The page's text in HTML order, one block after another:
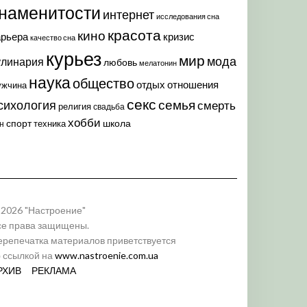
интернет исследования сна
качество сна кино красота кризис
курьез любовь мелатонин мир мода
наукаобществоотдых отношения
религия свадьба секссемья смерть
спорттехникахобби школа
"Настроение"
права защищены.
материалов приветствуется
ссылкой на www.nastroenie.com.ua
РЕКЛАМА